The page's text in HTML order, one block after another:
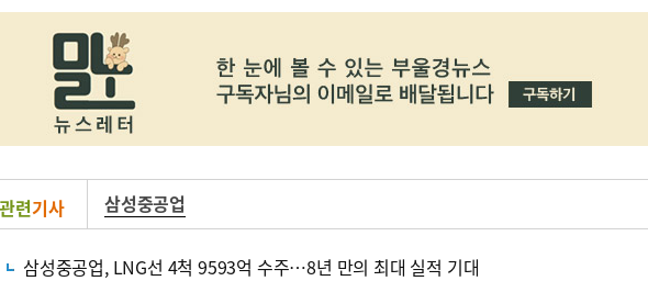
관련기사 삼성중공업
삼성중공업, LNG선 4척 9593억 수주…8년 만의 최대 실적 기대